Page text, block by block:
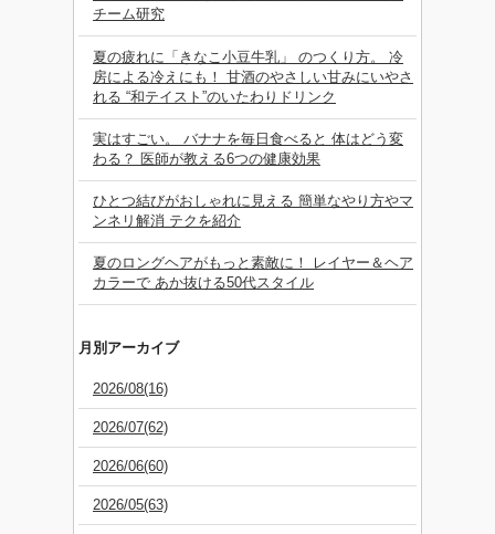
チーム研究
夏の疲れに「きなこ小豆牛乳」 のつくり方。 冷
房による冷えにも！ 甘酒のやさしい甘みにいやさ
れる “和テイスト”のいたわりドリンク
実はすごい。 バナナを毎日食べると 体はどう変
わる？ 医師が教える6つの健康効果
ひとつ結びがおしゃれに見える 簡単なやり方やマ
ンネリ解消 テクを紹介
夏のロングヘアがもっと素敵に！ レイヤー＆ヘア
カラーで あか抜ける50代スタイル
月別アーカイブ
2026/08(16)
2026/07(62)
2026/06(60)
2026/05(63)